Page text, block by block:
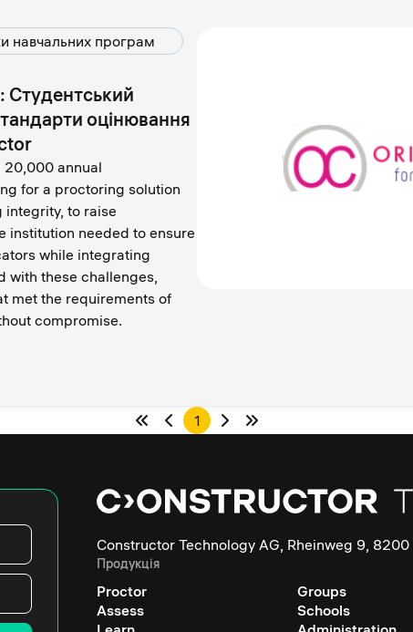
навчальних програм
Студентський
оцінювання
20,000 annual
for a proctoring solution
to raise
institution needed to ensure
while integrating
with these challenges,
met the requirements of
compromise.
1
Constructor Technology AG, Rheinweg 9,
Продукція
Proctor
Assess
Groups
Schools